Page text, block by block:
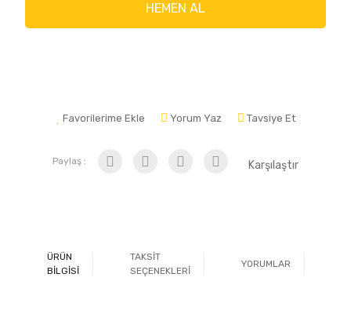
HEMEN AL
Favorilerime Ekle Yorum Yaz Tavsiye Et
Paylaş : Karşılaştır
ÜRÜN
BİLGİSİ
TAKSİT
SEÇENEKLERİ
YORUMLAR